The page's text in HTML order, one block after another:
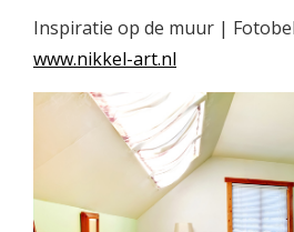
Inspiratie op de muur |
www.nikkel-art.nl